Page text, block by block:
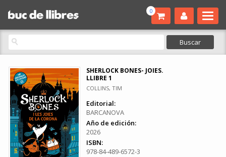
0
SHERLOCK BONES- JOIES.
LLIBRE 1
COLLINS, TIM
Editorial:
BARCANOVA
Año de edición:
2026
ISBN:
978-84-489-6572-3